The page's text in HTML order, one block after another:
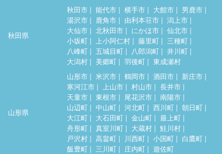
秋田県
秋田市 能代市 横手市 大館市
男鹿市
湯沢市
鹿角市 由利本荘市
潟上市
大仙市
北秋田市 にかほ市
仙北市
小坂町
上小阿仁村 藤里町
三種町
八峰町
五城目町 八郎潟町
井川町
大潟村
美郷町 羽後町 東成瀬村
山形県
山形市 米沢市 鶴岡市 酒田市
新庄市
寒河江市
上山市 村山市
長井市
天童市
東根市 尾花沢市
南陽市
山辺町
中山町 河北町 西川町
朝日町
大江町
大石田町 金山町
最上町
舟形町
真室川町 大蔵村
鮭川村
戸沢村
高畠町 川西町 小国町
白鷹町
飯豊町
三川町 庄内町 遊佐町